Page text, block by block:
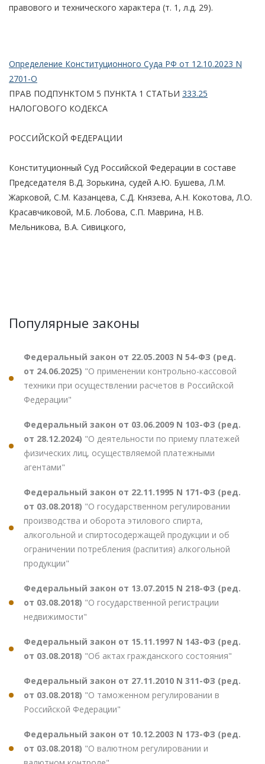
правового и технического характера (т. 1, л.д. 29).
Определение Конституционного Суда РФ от 12.10.2023 N
2701-О
ПРАВ ПОДПУНКТОМ 5 ПУНКТА 1 СТАТЬИ 333.25
НАЛОГОВОГО КОДЕКСА
РОССИЙСКОЙ ФЕДЕРАЦИИ
Конституционный Суд Российской Федерации в составе
Председателя В.Д. Зорькина, судей А.Ю. Бушева, Л.М.
Жарковой, С.М. Казанцева, С.Д. Князева, А.Н. Кокотова, Л.О.
Красавчиковой, М.Б. Лобова, С.П. Маврина, Н.В.
Мельникова, В.А. Сивицкого,
Популярные законы
Федеральный закон от 22.05.2003 N 54-ФЗ (ред.
от 24.06.2025) "О применении контрольно-кассовой
техники при осуществлении расчетов в Российской
Федерации"
Федеральный закон от 03.06.2009 N 103-ФЗ (ред.
от 28.12.2024) "О деятельности по приему платежей
физических лиц, осуществляемой платежными
агентами"
Федеральный закон от 22.11.1995 N 171-ФЗ (ред.
от 03.08.2018) "О государственном регулировании
производства и оборота этилового спирта,
алкогольной и спиртосодержащей продукции и об
ограничении потребления (распития) алкогольной
продукции"
Федеральный закон от 13.07.2015 N 218-ФЗ (ред.
от 03.08.2018) "О государственной регистрации
недвижимости"
Федеральный закон от 15.11.1997 N 143-ФЗ (ред.
от 03.08.2018) "Об актах гражданского состояния"
Федеральный закон от 27.11.2010 N 311-ФЗ (ред.
от 03.08.2018) "О таможенном регулировании в
Российской Федерации"
Федеральный закон от 10.12.2003 N 173-ФЗ (ред.
от 03.08.2018) "О валютном регулировании и